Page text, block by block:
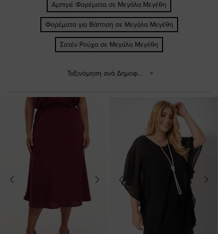
Αμπιγιέ Φορέματα σε Μεγάλα Μεγέθη
Φορέματα για Βάπτιση σε Μεγάλα Μεγέθη
Σατέν Ρούχα σε Μεγάλα Μεγέθη
Ταξινόμηση ανά Δημοφιλέστερα